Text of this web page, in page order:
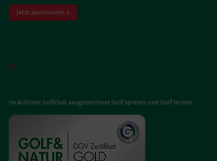
Jetzt abonnieren »

Im Achimer Golfclub ausgezeichnet Golf spielen und Golf lernen.